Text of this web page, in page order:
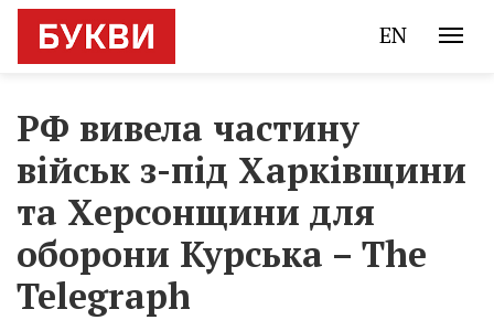
EN
РФ вивела частину
військ з-під Харківщини
та Херсонщини для
оборони Курська – The
Telegraph